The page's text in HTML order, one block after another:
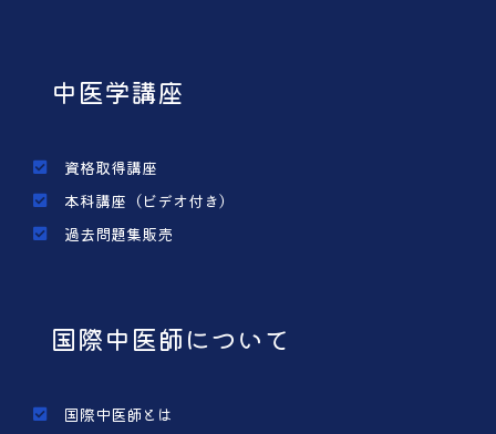
中医学講座
資格取得講座
本科講座（ビデオ付き）
過去問題集販売
国際中医師について
国際中医師とは